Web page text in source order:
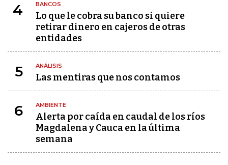
4 BANCOS
Lo que le cobra su banco si quiere
retirar dinero en cajeros de otras
entidades
5 ANÁLISIS
Las mentiras que nos contamos
6 AMBIENTE
Alerta por caída en caudal de los ríos
Magdalena y Cauca en la última
semana